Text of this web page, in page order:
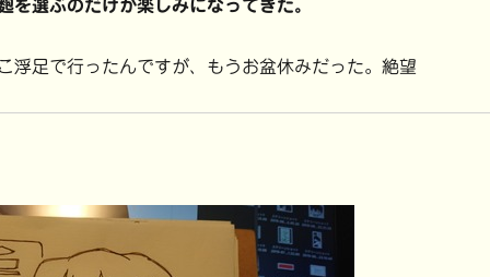
を選ぶのだけが楽しみになってきた。
足で行ったんですが、もうお盆休みだった。絶望